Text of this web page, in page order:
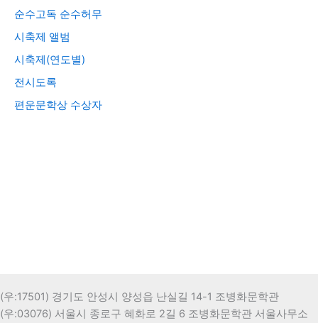
순수고독 순수허무
시축제 앨범
시축제(연도별)
전시도록
편운문학상 수상자
(우:17501) 경기도 안성시 양성읍 난실길 14-1 조병화문학관
(우:03076) 서울시 종로구 혜화로 2길 6 조병화문학관 서울사무소